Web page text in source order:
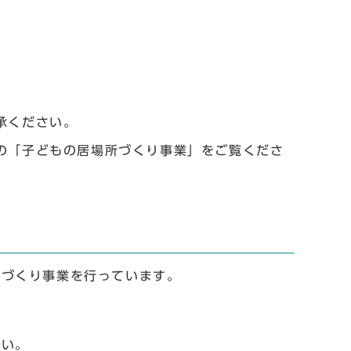
ださい。
子どもの居場所づくり事業」をご覧くださ
くり事業を行っています。
。